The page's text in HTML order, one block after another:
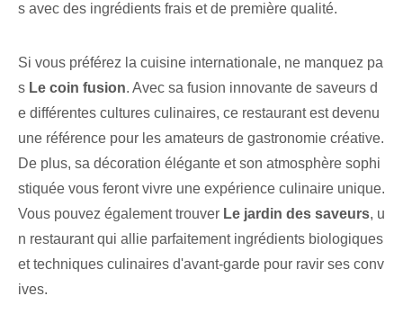
s avec des ingrédients frais et de première qualité.
Si vous préférez la cuisine internationale, ne manquez pa
s Le coin fusion. Avec sa fusion innovante de saveurs d
e différentes cultures culinaires, ce restaurant est devenu
une référence pour les amateurs de gastronomie créative.
De plus, sa décoration élégante et son atmosphère sophi
stiquée vous feront vivre une expérience culinaire unique.
Vous pouvez également trouver Le jardin des saveurs, u
n restaurant qui allie parfaitement ingrédients biologiques
et techniques culinaires d'avant-garde pour ravir ses conv
ives.